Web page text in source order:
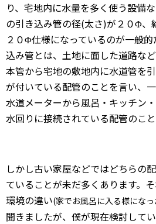
り、宅地内に水量を多く使う設備
の引き込み管の径(太さ)が２０Φ、
２０Φ仕様になっているのが一般
込み管とは、土地に面した道路な
本管から宅地の敷地内に水道管を
が付いている配管のことを言い、
水道メーターから風呂・キッチン
水回りに接続されている配管のこと
しかし古い家屋などではどちらの
ていることが未だ多くあります。
環境の違い(家でお風呂に入る様にな
聞きましたが、僕が現在検討して